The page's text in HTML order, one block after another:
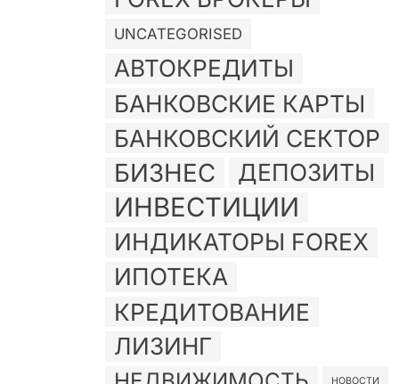
UNCATEGORISED
АВТОКРЕДИТЫ
БАНКОВСКИЕ КАРТЫ
БАНКОВСКИЙ СЕКТОР
БИЗНЕС ДЕПОЗИТЫ
ИНВЕСТИЦИИ
ИНДИКАТОРЫ FOREX
ИПОТЕКА
КРЕДИТОВАНИЕ
ЛИЗИНГ
НОВОСТИ